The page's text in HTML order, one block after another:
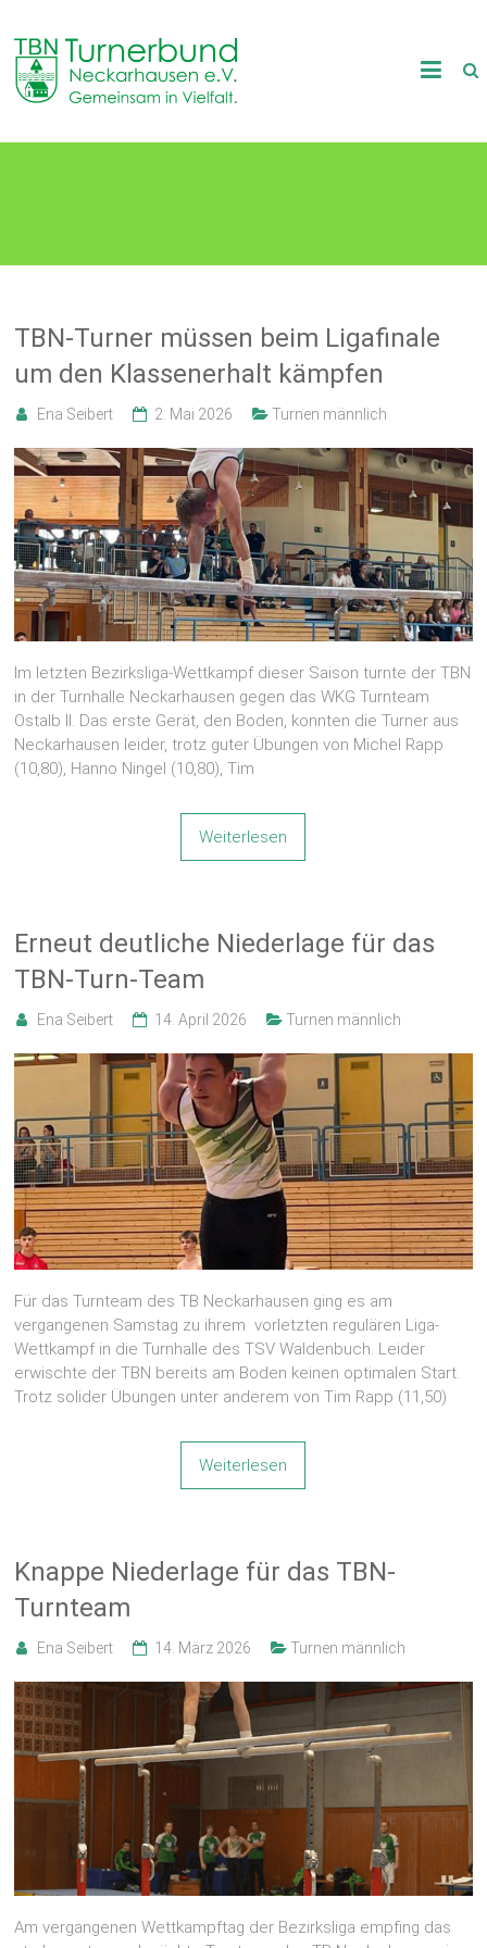
content
TB
Neckarhausen
in
TBN-Turner müssen beim Ligafinale
um den Klassenerhalt kämpfen
Ena Seibert 2. Mai 2026 Turnen männlich
Im letzten Bezirksliga-Wettkampf dieser Saison turnte der TBN
in der Turnhalle Neckarhausen gegen das WKG Turnteam
Ostalb II. Das erste Gerät, den Boden, konnten die Turner aus
Neckarhausen leider, trotz guter Übungen von Michel Rapp
(10,80), Hanno Ningel (10,80), Tim
Weiterlesen
Erneut deutliche Niederlage für das
TBN-Turn-Team
Ena Seibert 14. April 2026 Turnen männlich
Für das Turnteam des TB Neckarhausen ging es am
vergangenen Samstag zu ihrem vorletzten regulären Liga-
Wettkampf in die Turnhalle des TSV Waldenbuch. Leider
erwischte der TBN bereits am Boden keinen optimalen Start.
Trotz solider Übungen unter anderem von Tim Rapp (11,50)
Weiterlesen
Knappe Niederlage für das TBN-
Turnteam
Ena Seibert 14. März 2026 Turnen männlich
Am vergangenen Wettkampftag der Bezirksliga empfing das